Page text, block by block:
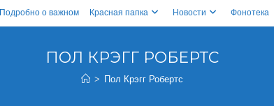
Подробно о важном Красная папка Новости Фонотека
ПОЛ КРЭГГ РОБЕРТС
> Пол Крэгг Робертс